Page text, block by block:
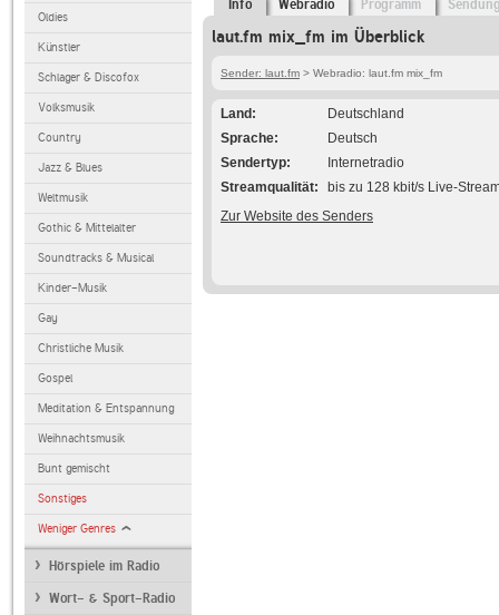
Oldies
Künstler
Schlager & Discofox
Volksmusik
Country
Jazz & Blues
Weltmusik
Gothic & Mittelalter
Soundtracks & Musical
Kinder-Musik
Gay
Christliche Musik
Gospel
Meditation & Entspannung
Weihnachtsmusik
Bunt gemischt
Sonstiges
Weniger Genres
Hörspiele im Radio
Wort- & Sport-Radio
Info Webradio Programm
laut.fm mix_fm im Überblick
Sender: laut.fm > Webradio: laut.fm mix_fm
Land
Deutschland
Sprache
Deutsch
Sendertyp
Internetradio
Streamqualität
bis zu 128 kbit/s Live-
Zur Website des Senders